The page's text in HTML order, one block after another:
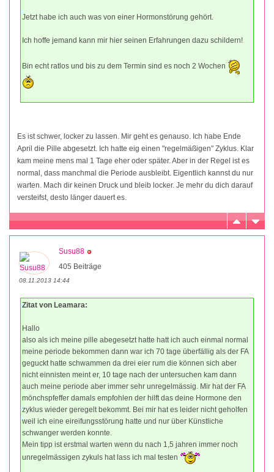
Jetzt habe ich auch was von einer Hormonstörung gehört.
Ich hoffe jemand kann mir hier seinen Erfahrungen dazu schildern!
Bin echt ratlos und bis zu dem Termin sind es noch 2 Wochen
Es ist schwer, locker zu lassen. Mir geht es genauso. Ich habe Ende
April die Pille abgesetzt. Ich hatte eig einen "regelmäßigen" Zyklus. Klar
kam meine mens mal 1 Tage eher oder später. Aber in der Regel ist es
normal, dass manchmal die Periode ausbleibt. Eigentlich kannst du nur
warten. Mach dir keinen Druck und bleib locker. Je mehr du dich darauf
versteifst, desto länger dauert es.
Susu88
405 Beiträge
08.11.2013 14:44
Zitat von Leamara:
Hallo
also als ich meine pille abegesetzt hatte hatt ich auch einmal normal
meine periode bekommen dann war ich 70 tage überfällig als der FA
geguckt hatte schwammen da drei eier rum die können sich aber
nicht einnisten meint er, 10 tage nach der untersuchen kam dann
auch meine periode aber immer sehr unregelmässig. Mir hat der FA
mönchspfeffer damals empfohlen der hilft das deine Hormone den
zyklus wieder geregelt bekommt. Bei mir hat es leider nicht geholfen
weil ich eine eireifungsstörung hatte und nur über Künstliche
schwanger werden konnte.
Mein tipp ist erstmal warten wenn du nach 1,5 jahren immer noch
unregelmässigen zykuls hat lass ich mal testen